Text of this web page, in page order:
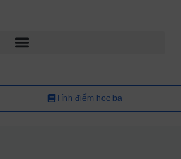
Tính điểm học bạ